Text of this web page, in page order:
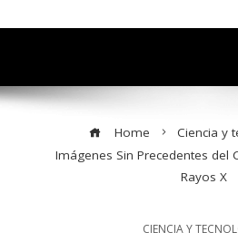
Home
Ciencia y
Imágenes Sin Precedentes del
Rayos X
CIENCIA Y